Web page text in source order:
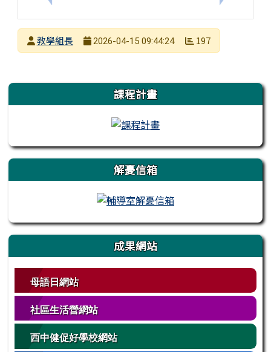
發布者
教學組長
2026-04-15 09:44:24 197
左邊區域內容 課程計畫
解憂信箱
成果網站
母語日網站
社區生活營網站
西中健促好學校網站